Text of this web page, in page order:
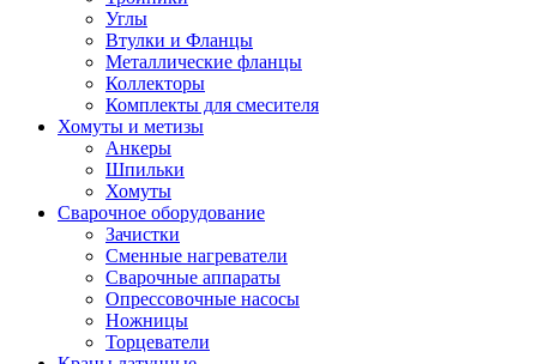
Углы
Втулки и Фланцы
Металлические фланцы
Коллекторы
Комплекты для смесителя
Хомуты и метизы
Анкеры
Шпильки
Хомуты
Сварочное оборудование
Зачистки
Сменные нагреватели
Сварочные аппараты
Опрессовочные насосы
Ножницы
Торцеватели